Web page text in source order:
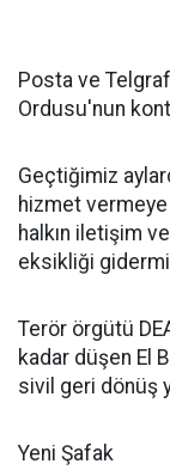
Posta ve
Ordusu'nun
Geçtiğimiz
hizmet
halkın iletişim
eksikliği
Terör örgütü
kadar düşen El
sivil geri dönüş
Yeni Şafak